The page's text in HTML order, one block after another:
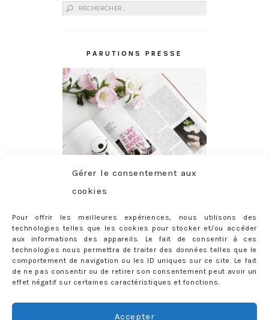
Gérer le consentement aux
cookies
Pour offrir les meilleures expériences, nous utilisons des
technologies telles que les cookies pour stocker et/ou accéder
aux informations des appareils. Le fait de consentir à ces
technologies nous permettra de traiter des données telles que le
comportement de navigation ou les ID uniques sur ce site. Le fait
de ne pas consentir ou de retirer son consentement peut avoir un
effet négatif sur certaines caractéristiques et fonctions.
Accepter
Rechercher :
PARUTIONS PRESSE
ABONNEMENT
Adresse